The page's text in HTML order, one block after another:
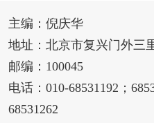
主编：倪庆华
地址：北京市复兴门外三
邮编：100045
电话：010-68531192；
68531262